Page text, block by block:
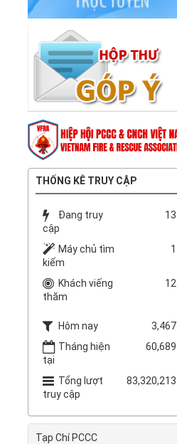
THỐNG KÊ TRUY CẬP
Đang truy
cập
13
Máy chủ tìm
kiếm
1
Khách viếng
thăm
12
Hôm nay
3,467
Tháng hiện
tại
60,689
Tổng lượt
truy cập
83,320,213
Tạp Chí PCCC